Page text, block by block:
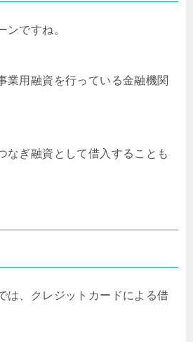
ンですね。
業用融資を行っている金融機関
なぎ融資として借入することも
は、クレジットカードによる借